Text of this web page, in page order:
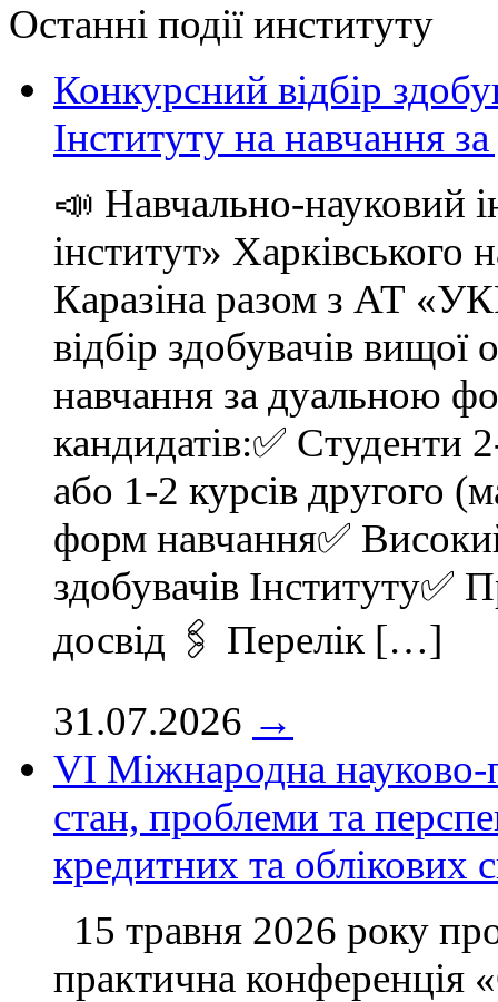
Останні події институту
Конкурсний відбір
Інституту на навчання
📣 Навчально-науковий
інститут» Харківського
Каразіна разом з АТ
відбір здобувачів вищої
навчання за дуальною
кандидатів:✅ Студенти
або 1-2 курсів другого
форм навчання✅
здобувачів Інституту✅
досвід 🖇 Перелік […]
31.07.2026 →
VІ Міжнародна
стан, проблеми та
кредитних та облікових
15 травня 2026 року
практична конференція